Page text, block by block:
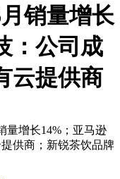
销量增长
：公司成
云提供商
量增长14%；亚马逊
供商；新锐茶饮品牌